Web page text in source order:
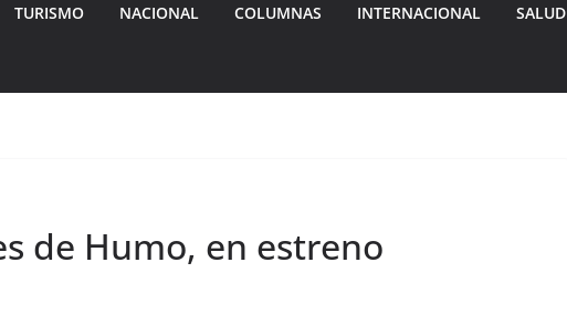
TURISMO NACIONAL COLUMNAS INTERNACIONAL SALUD
de Humo, en estreno